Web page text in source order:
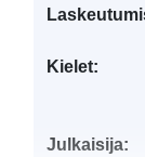
Kielet:
Julkaisija: